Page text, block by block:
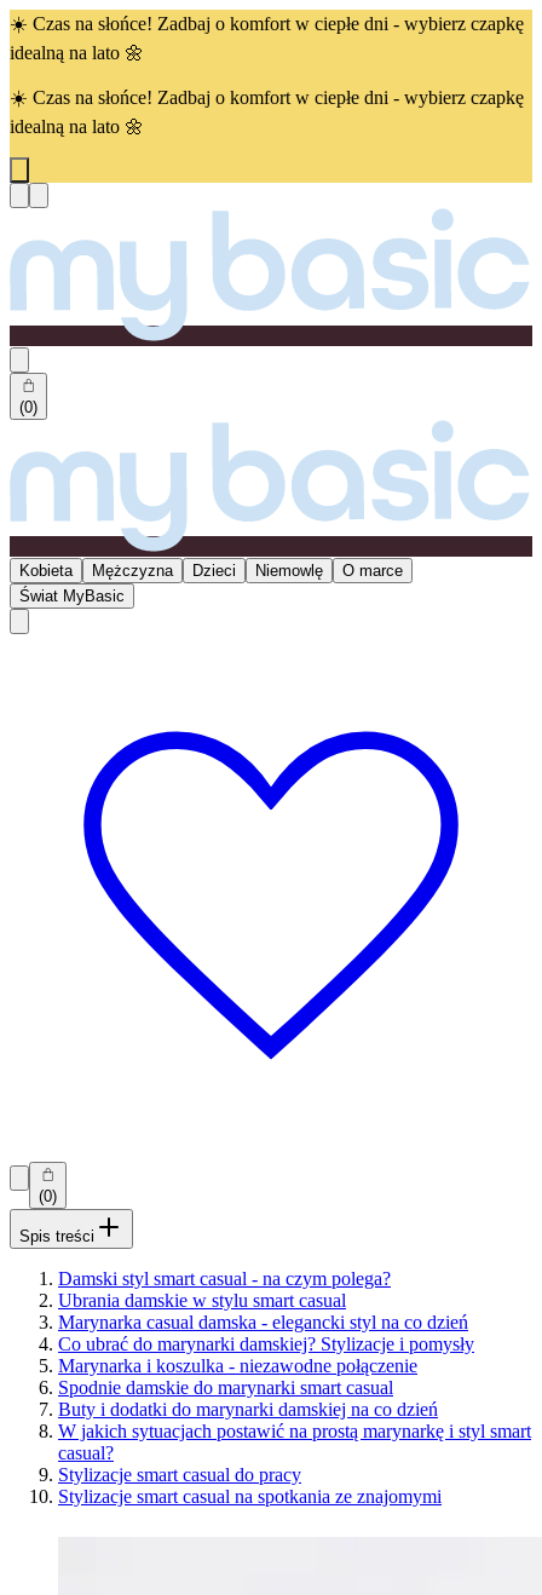
☀️ Czas na słońce! Zadbaj o komfort w ciepłe dni - wybierz czapkę
idealną na lato 🌼
☀️ Czas na słońce! Zadbaj o komfort w ciepłe dni - wybierz czapkę
idealną na lato 🌼
(0)
Kobieta Mężczyzna Dzieci Niemowlę
O marce
Świat MyBasic
(0)
Spis treści
Damski styl smart casual - na czym polega?
Ubrania damskie w stylu smart casual
Marynarka casual damska - elegancki styl na co dzień
Co ubrać do marynarki damskiej? Stylizacje i pomysły
Marynarka i koszulka - niezawodne połączenie
Spodnie damskie do marynarki smart casual
Buty i dodatki do marynarki damskiej na co dzień
W jakich sytuacjach postawić na prostą marynarkę i styl smart
casual?
Stylizacje smart casual do pracy
Stylizacje smart casual na spotkania ze znajomymi